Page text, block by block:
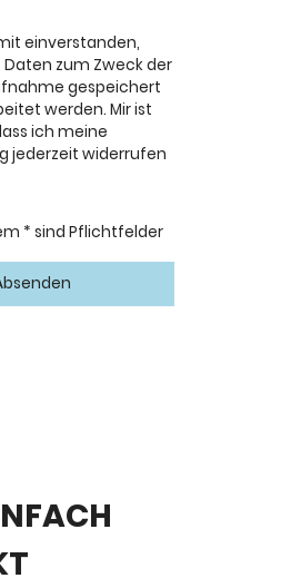
einverstanden,
Daten zum Zweck der
gespeichert
werden. Mir ist
ich meine
jederzeit widerrufen
* sind Pflichtfelder